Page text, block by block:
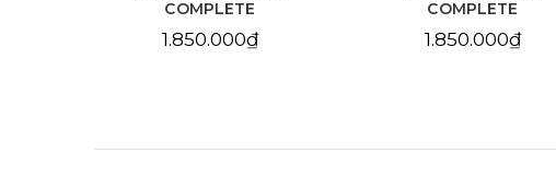
COMPLETE
1.850.000₫
COMPLETE
1.850.000₫